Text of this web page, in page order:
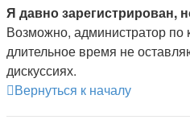
Я давно зарегистрирован,
Возможно, администратор по
длительное время не
дискуссиях.
Вернуться к началу